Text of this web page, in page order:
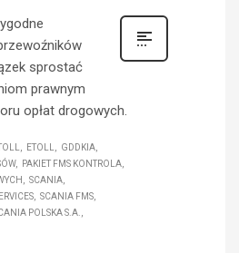
sprostać
prawnym
opłat drogowych.
ETOLL
GDDKIA
PAKIET FMS KONTROLA
SCANIA
SCANIA FMS
POLSKA S.A.